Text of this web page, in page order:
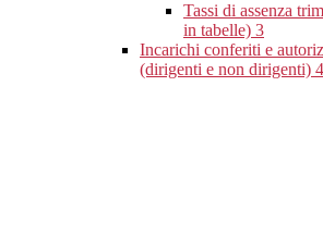
Tassi di assenza
in tabelle) 3
Incarichi conferiti e
(dirigenti e non dirigenti)